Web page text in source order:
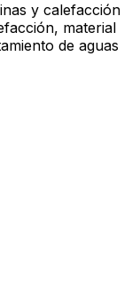
y calefacción
material
de aguas